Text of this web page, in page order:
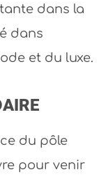
dans la
dans
et du luxe.
du pôle
pour venir